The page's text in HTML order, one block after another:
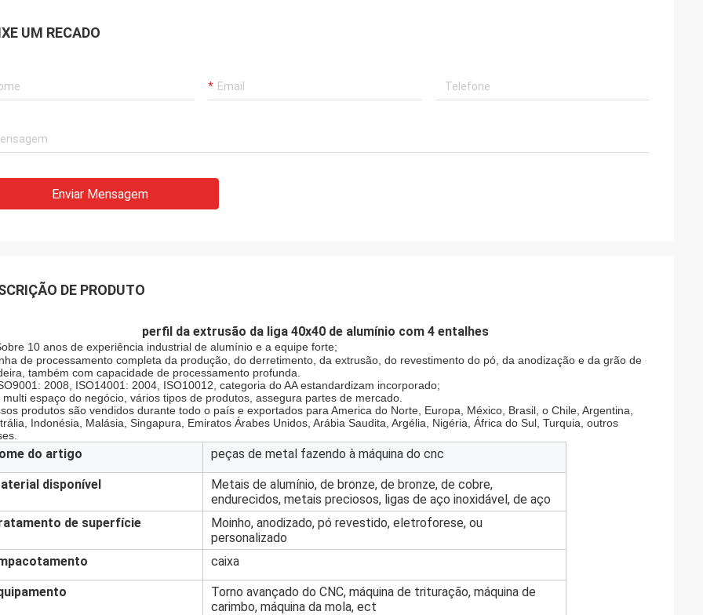
UM RECADO
Enviar Mensagem
DE PRODUTO
perfil da extrusão da liga 40x40 de alumínio com 4 entalhes
10 anos de experiência industrial de alumínio e a equipe forte;
de processamento completa da produção, do derretimento, da extrusão, do revestimento do pó, da anodização e da grão de
também com capacidade de processamento profunda.
2008, ISO14001: 2004, ISO10012, categoria do AA estandardizam incorporado;
multi espaço do negócio, vários tipos de produtos, assegura partes de mercado.
produtos são vendidos durante todo o país e exportados para America do Norte, Europa, México, Brasil, o Chile, Argentina,
Indonésia, Malásia, Singapura, Emiratos Árabes Unidos, Arábia Saudita, Argélia, Nigéria, África do Sul, Turquia, outros
do artigo peças de metal fazendo à máquina do cnc
disponível
Metais de alumínio, de bronze, de bronze, de cobre,
endurecidos, metais preciosos, ligas de aço inoxidável, de aço
de superfície
Moinho, anodizado, pó revestido, eletroforese, ou
personalizado
caixa
Torno avançado do CNC, máquina de trituração, máquina de
carimbo, máquina da mola, ect